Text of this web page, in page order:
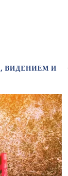
ВИДЕНИЕМ И